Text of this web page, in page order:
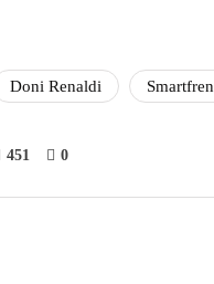
Doni Renaldi Smartfren
451 0